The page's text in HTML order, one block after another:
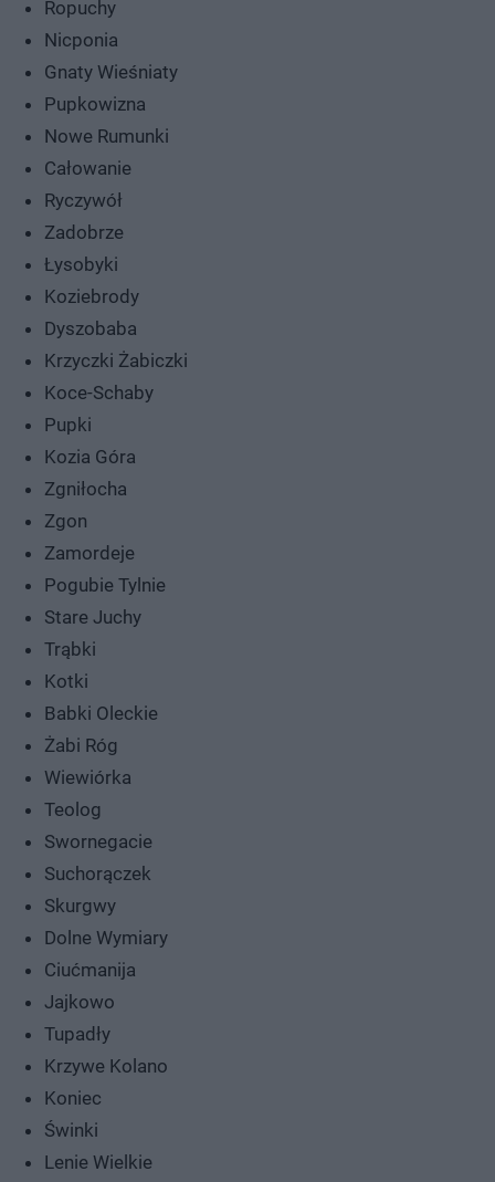
Ropuchy
Nicponia
Gnaty Wieśniaty
Pupkowizna
Nowe Rumunki
Całowanie
Ryczywół
Zadobrze
Łysobyki
Koziebrody
Dyszobaba
Krzyczki Żabiczki
Koce-Schaby
Pupki
Kozia Góra
Zgniłocha
Zgon
Zamordeje
Pogubie Tylnie
Stare Juchy
Trąbki
Kotki
Babki Oleckie
Żabi Róg
Wiewiórka
Teolog
Swornegacie
Suchorączek
Skurgwy
Dolne Wymiary
Ciućmanija
Jajkowo
Tupadły
Krzywe Kolano
Koniec
Świnki
Lenie Wielkie